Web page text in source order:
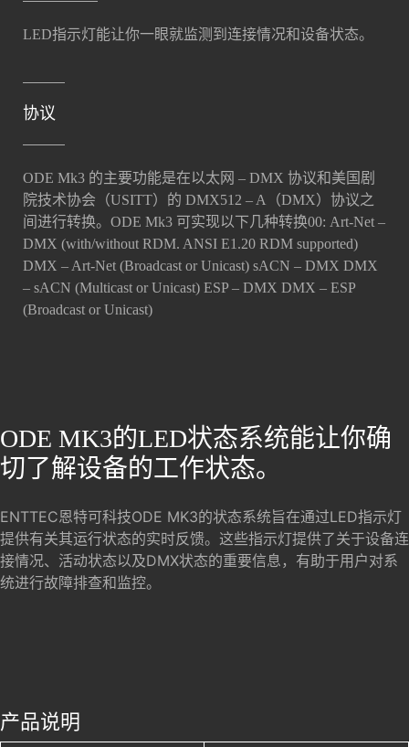
LED指示灯能让你一眼就监测到连接情况和设备状态。
协议
ODE Mk3 的主要功能是在以太网 – DMX 协议和美国剧
院技术协会（USITT）的 DMX512 – A（DMX）协议之
间进行转换。ODE Mk3 可实现以下几种转换00: Art-Net –
DMX (with/without RDM. ANSI E1.20 RDM supported)
DMX – Art-Net (Broadcast or Unicast) sACN – DMX DMX
– sACN (Multicast or Unicast) ESP – DMX DMX – ESP
(Broadcast or Unicast)
ODE MK3的LED状态系统能让你确
切了解设备的工作状态。
ENTTEC恩特可科技ODE MK3的状态系统旨在通过LED指示灯
提供有关其运行状态的实时反馈。这些指示灯提供了关于设备连
接情况、活动状态以及DMX状态的重要信息，有助于用户对系
统进行故障排查和监控。
产品说明